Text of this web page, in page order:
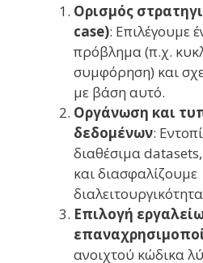
Ορισμός
case): Επιλέγουμε
πρόβλημα (π.χ.
συμφόρηση) και
με βάση αυτό.
Οργάνωση και
δεδομένων:
διαθέσιμα
και διασφαλίζουμε
Επιλογή
ανοιχτού κώδικα